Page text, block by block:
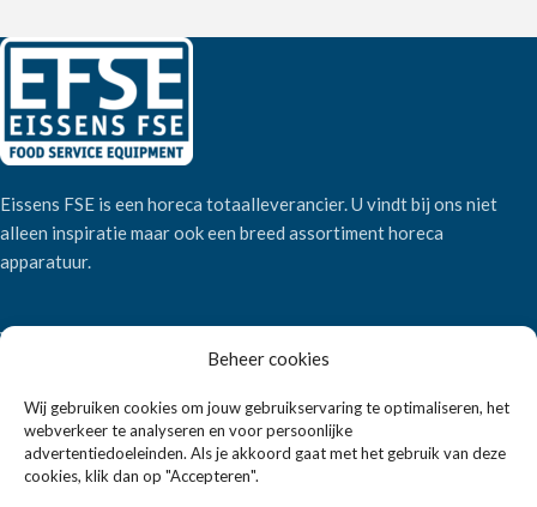
Beheer cookies
Wij gebruiken cookies om jouw gebruikservaring te optimaliseren, het
webverkeer te analyseren en voor persoonlijke
advertentiedoeleinden. Als je akkoord gaat met het gebruik van deze
cookies, klik dan op "Accepteren".
Eissens FSE is een horeca totaalleverancier. U vindt bij ons niet
alleen inspiratie maar ook een breed assortiment horeca
apparatuur.
Wandelweg 198, 1521 AM Wormerveer
+31 6 2708 6347
KLANTENSERVICE